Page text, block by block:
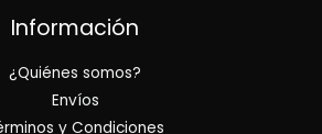
Información
¿Quiénes somos?
Envíos
y Condiciones